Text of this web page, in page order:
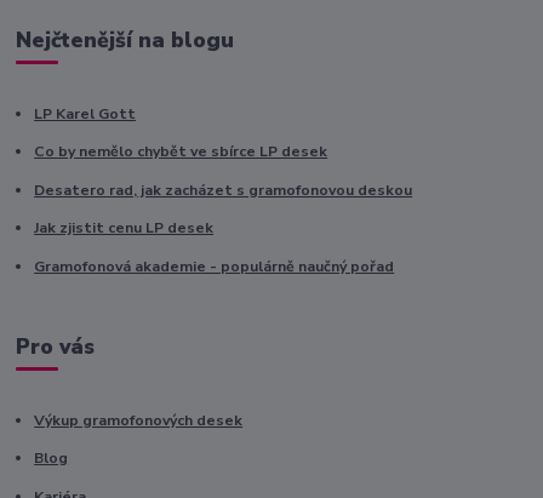
Nejčtenější na blogu
LP Karel Gott
Co by nemělo chybět ve sbírce LP desek
Desatero rad, jak zacházet s gramofonovou deskou
Jak zjistit cenu LP desek
Gramofonová akademie - populárně naučný pořad
Pro vás
Výkup gramofonových desek
Blog